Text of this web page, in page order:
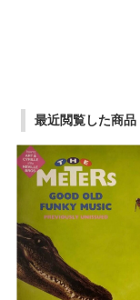
最近閲覧した商品